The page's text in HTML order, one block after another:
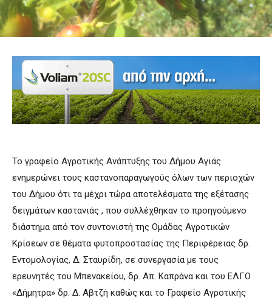
Το γραφείο Αγροτικής Ανάπτυξης του Δήμου Αγιάς
ενημερώνει τους καστανοπαραγωγούς όλων των περιοχών
του Δήμου ότι τα μέχρι τώρα αποτελέσματα της εξέτασης
δειγμάτων καστανιάς , που συλλέχθηκαν το προηγούμενο
διάστημα από τον συντονιστή της Ομάδας Αγροτικών
Κρίσεων σε θέματα φυτοπροστασίας της Περιφέρειας δρ.
Εντομολογίας, Δ. Σταυρίδη, σε συνεργασία με τους
ερευνητές του Μπενακείου, δρ. Απ. Καπράνα και του ΕΛΓΟ
«Δήμητρα» δρ. Δ. Αβτζή καθώς και το Γραφείο Αγροτικής